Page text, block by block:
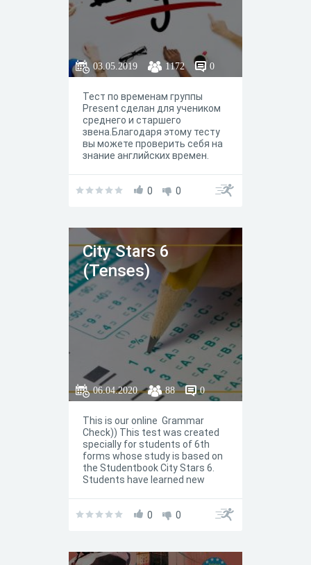
03.05.2019 1172 0
Тест по временам группы
Present сделан для учеником
среднего и старшего
звена.Благодаря этому тесту
вы можете проверить себя на
знание английских времен.
0 0
City Stars 6
(Tenses)
06.04.2020 88 0
This is our online Grammar
Check)) This test was created
specially for students of 6th
forms whose study is based on
the Studentbook City Stars 6.
Students have learned new
After passing the Test and
0 0